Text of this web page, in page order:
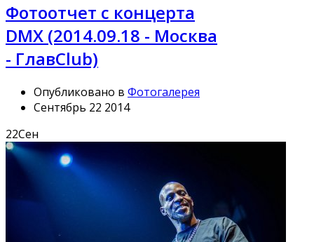
Фотоотчет с концерта
DMX (2014.09.18 - Москва
- ГлавClub)
Опубликовано в Фотогалерея
Сентябрь 22 2014
22Сен